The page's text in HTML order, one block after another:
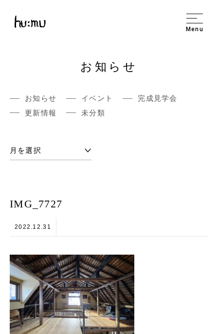
Menu
お知らせ
お知らせ イベント
完成見学会
更新情報
未分類
IMG_7727
2022.12.31